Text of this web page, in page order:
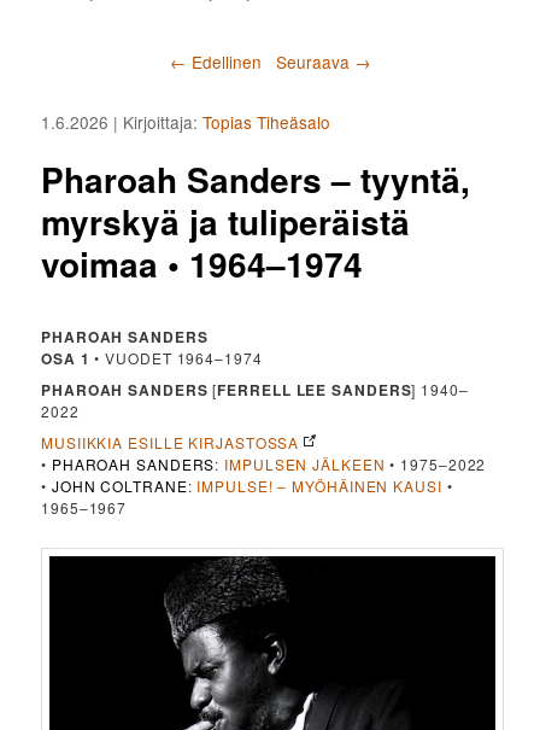
Artikkelien selaus
← Edellinen Seuraava →
Pharoah Sanders – tyyntä,
myrskyä ja tuliperäistä
voimaa • 1964–1974
1.6.2026 | Kirjoittaja:Topias Tiheäsalo
PHAROAH SANDERS
OSA 1 • VUODET 1964–1974
PHAROAH SANDERS [FERRELL LEE SANDERS] 1940–
2022
MUSIIKKIA ESILLE KIRJASTOSSA
• PHAROAH SANDERS: IMPULSEN JÄLKEEN • 1975–2022
• JOHN COLTRANE: IMPULSE! – MYÖHÄINEN KAUSI •
1965–1967